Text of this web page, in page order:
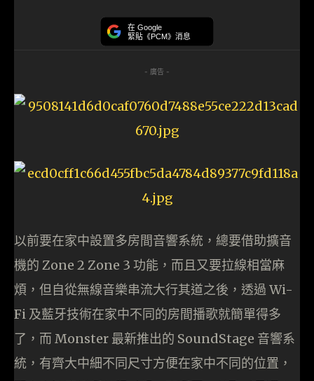
在 Google
緊貼《PCM》消息
- 廣告 -
以前要在家中設置多房間音響系統，總要借助擴音
機的 Zone 2 Zone 3 功能，而且又要拉線相當麻
煩，但自從無線音樂串流大行其道之後，透過 Wi-
Fi 及藍牙技術在家中不同的房間播歌就簡單得多
了，而 Monster 最新推出的 SoundStage 音響系
統，有齊大中細不同尺寸方便在家中不同的位置，